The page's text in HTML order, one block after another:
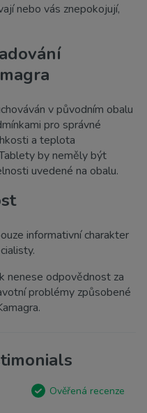
nebo vás znepokojují,
v původním obalu
pro správné
a teplota
by neměly být
uvedené na obalu.
informativní charakter
nenese odpovědnost za
problémy způsobené
Ověřená recenze